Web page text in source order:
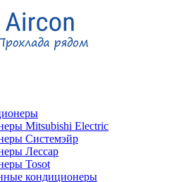
Mitsubishi Electric
Системэйр
Лессар
Tosot
кондиционеры